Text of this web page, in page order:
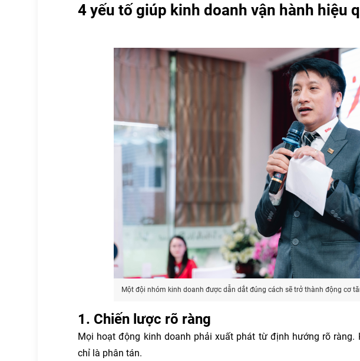
4 yếu tố giúp kinh doanh vận hành hiệu
Một đội nhóm kinh doanh được dẫn dắt đúng cách sẽ trở thành động cơ
1. Chiến lược rõ ràng
Mọi hoạt động kinh doanh phải xuất phát từ định hướng rõ ràng.
chỉ là phân tán.